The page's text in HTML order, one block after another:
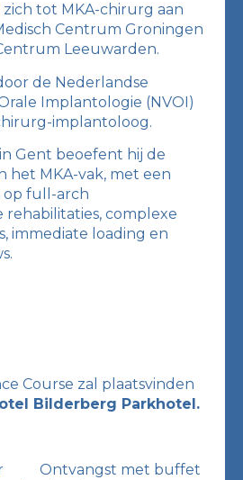
zich tot MKA-chirurg aan
Centrum Groningen
Leeuwarden.
de Nederlandse
Implantologie (NVOI)
implantoloog.
Gent beoefent hij de
het MKA-vak, met een
op full-arch
complexe
immediate loading en
Course zal plaatsvinden
Bilderberg Parkhotel.
Ontvangst met buffet